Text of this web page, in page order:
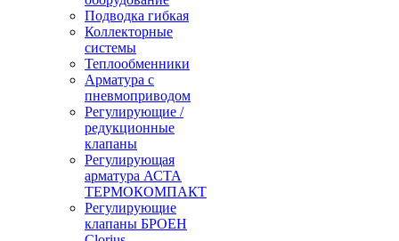
Подводка гибкая
Коллекторные
системы
Теплообменники
Арматура с
пневмоприводом
Регулирующие /
редукционные
клапаны
Регулирующая
арматура АСТА
ТЕРМОКОМПАКТ
Регулирующие
клапаны БРОЕН